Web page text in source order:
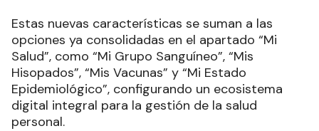
Estas nuevas características se suman a las
opciones ya consolidadas en el apartado “Mi
Salud”, como “Mi Grupo Sanguíneo”, “Mis
Hisopados”, “Mis Vacunas” y “Mi Estado
Epidemiológico”, configurando un ecosistema
digital integral para la gestión de la salud
personal.